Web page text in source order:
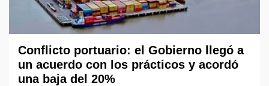
Conflicto portuario: el Gobierno llegó a
un acuerdo con los prácticos y acordó
una baja del 20%